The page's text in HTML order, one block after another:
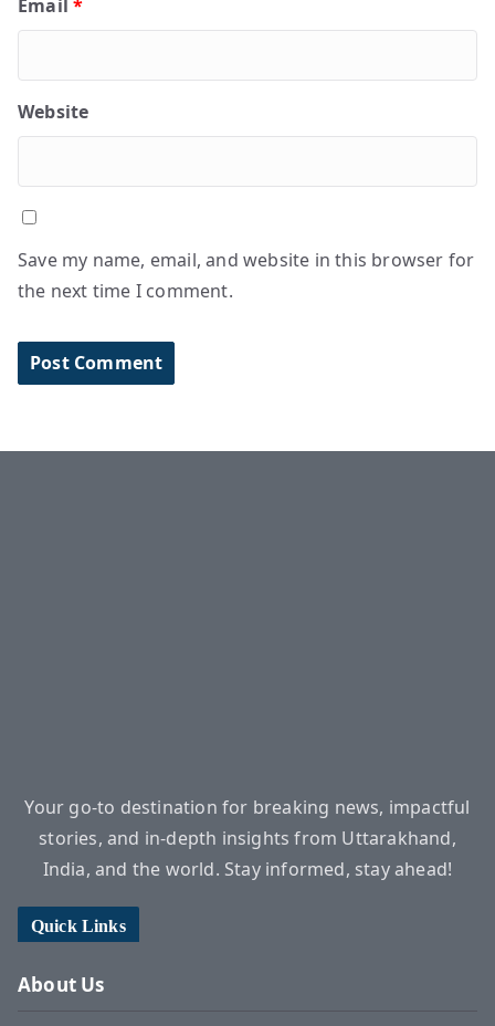
Email*
Website
Save my name, email, and website in this browser for
the next time I comment.
Your go-to destination for breaking news, impactful
stories, and in-depth insights from Uttarakhand,
India, and the world. Stay informed, stay ahead!
Quick Links
About Us